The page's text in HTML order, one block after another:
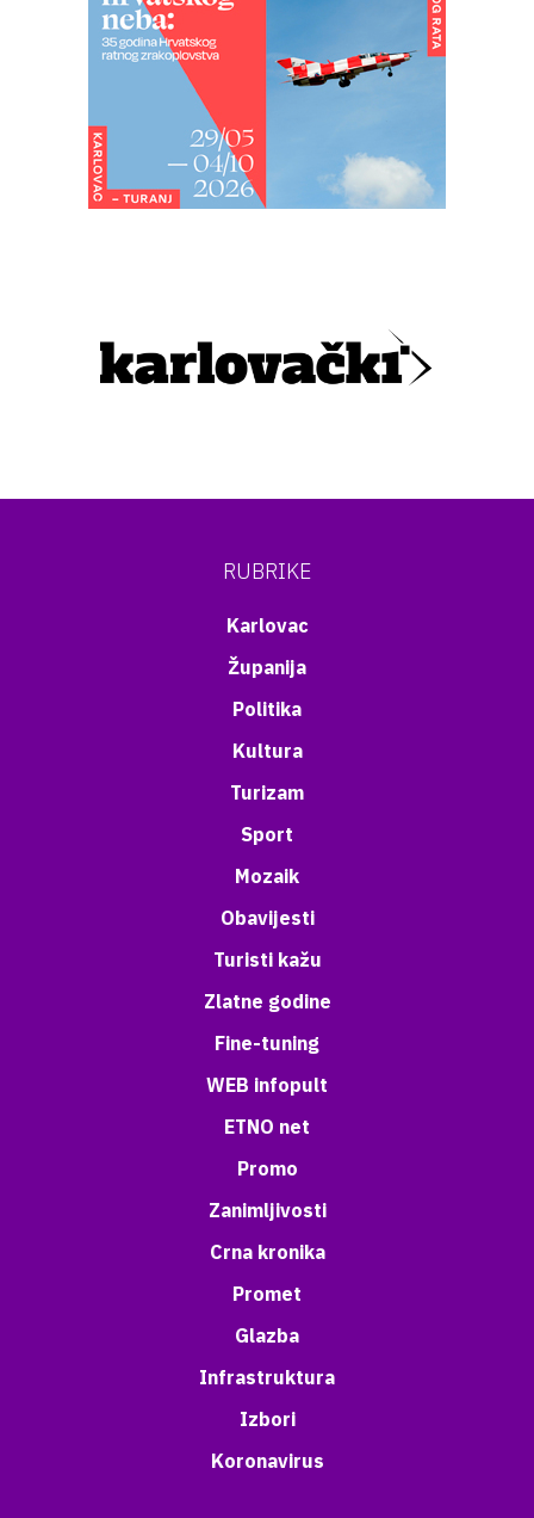
RUBRIKE
Karlovac
Županija
Politika
Kultura
Turizam
Sport
Mozaik
Obavijesti
Turisti kažu
Zlatne godine
Fine-tuning
WEB infopult
ETNO net
Promo
Zanimljivosti
Crna kronika
Promet
Glazba
Infrastruktura
Izbori
Koronavirus